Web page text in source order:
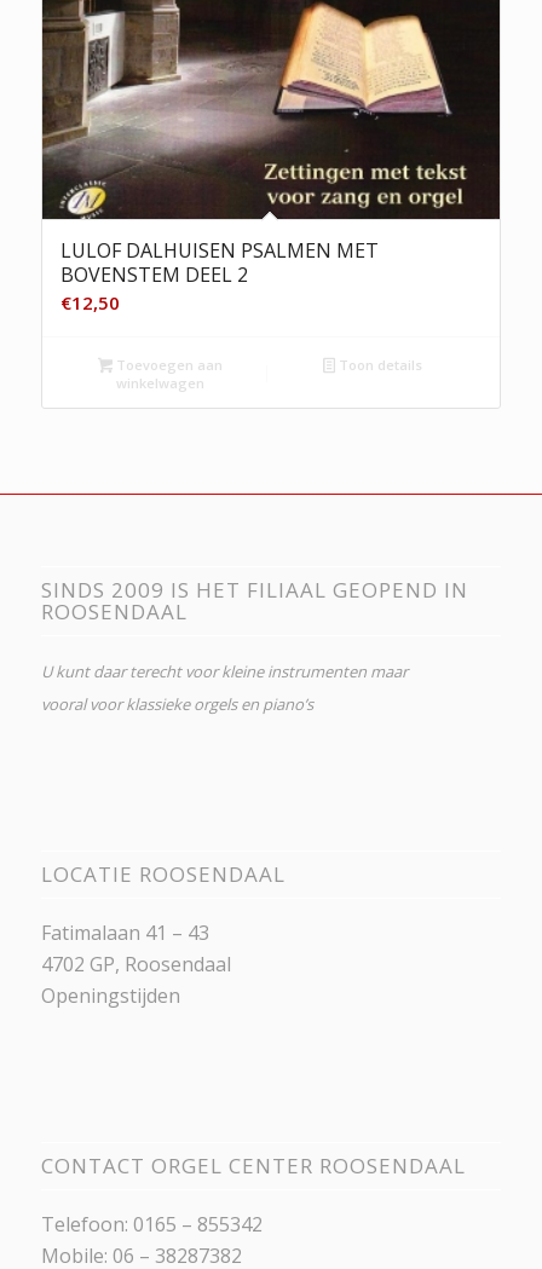
LULOF DALHUISEN PSALMEN MET
BOVENSTEM DEEL 2
€12,50
Toevoegen aan
winkelwagen
Toon details
SINDS 2009 IS HET FILIAAL GEOPEND IN
ROOSENDAAL
U kunt daar terecht voor kleine instrumenten maar
vooral voor klassieke orgels en piano’s
LOCATIE ROOSENDAAL
Fatimalaan 41 – 43
4702 GP, Roosendaal
Openingstijden
CONTACT ORGEL CENTER ROOSENDAAL
Telefoon: 0165 – 855342
Mobile: 06 – 38287382